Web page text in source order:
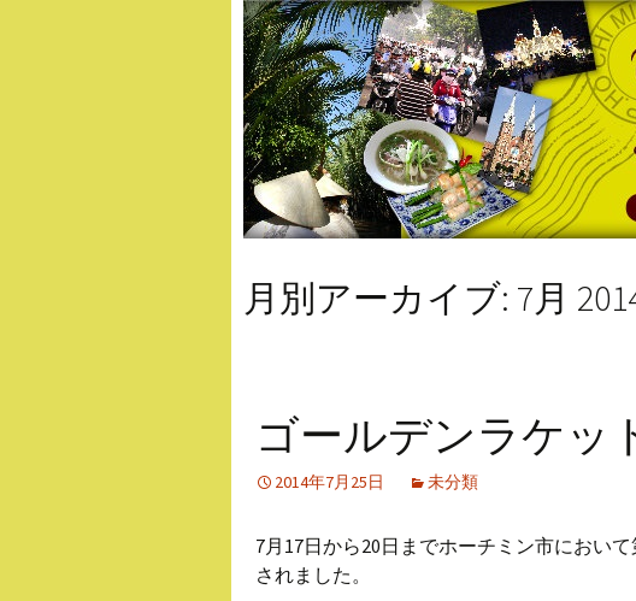
月別アーカイブ: 7月
ゴールデンラケ
2014年7月25日 未分類
7月17日から20日までホーチミン市におい
されました。